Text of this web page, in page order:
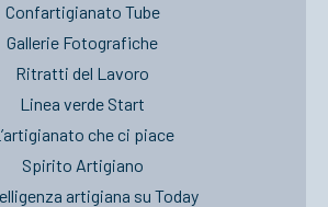
Confartigianato Tube
Gallerie Fotografiche
Ritratti del Lavoro
Linea verde Start
che ci piace
Spirito Artigiano
artigiana su Today